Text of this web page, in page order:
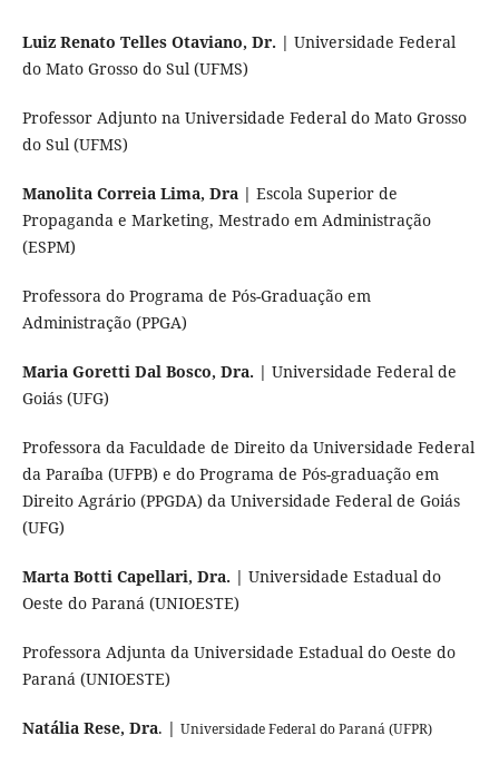
Luiz Renato Telles Otaviano, Dr. | Universidade Federal
do Mato Grosso do Sul (UFMS)
Professor Adjunto na Universidade Federal do Mato Grosso
do Sul (UFMS)
Manolita Correia Lima, Dra | Escola Superior de
Propaganda e Marketing, Mestrado em Administração
(ESPM)
Professora do Programa de Pós-Graduação em
Administração (PPGA)
Maria Goretti Dal Bosco, Dra. | Universidade Federal de
Goiás (UFG)
Professora da Faculdade de Direito da Universidade Federal
da Paraíba (UFPB) e do Programa de Pós-graduação em
Direito Agrário (PPGDA) da Universidade Federal de Goiás
(UFG)
Marta Botti Capellari, Dra. | Universidade Estadual do
Oeste do Paraná (UNIOESTE)
Professora Adjunta da Universidade Estadual do Oeste do
Paraná (UNIOESTE)
Natália Rese, Dra. | Universidade Federal do Paraná (UFPR)